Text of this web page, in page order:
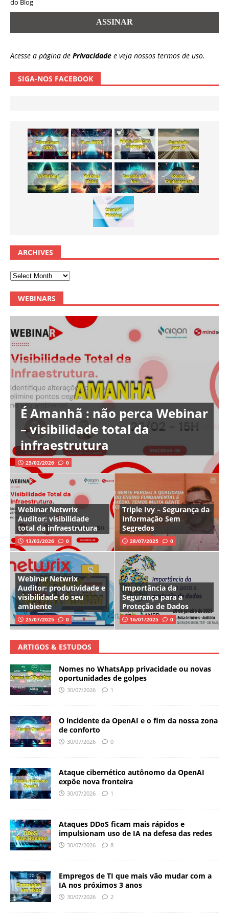
do Blog
Acesse a página de Privacidade e veja nossos termos de uso.
SIGA-NOS FACEBOOK
ARCHIVES
WEBINARS
É Amanhã : não perca Webinar
– visibilidade total da
infraestrutura
25/02/2026 0
Webinar Netwrix
Auditor: visibilidade
total da infraestrutura
13/02/2026 0
Triple Ivy – Segurança da
Informação Sem
Segredos
28/07/2025 0
Webinar Netwrix
Auditor: produtividade e
visibilidade do seu
ambiente
25/07/2025 0
Importância da
Segurança para a
Proteção de Dados
16/01/2025 0
ARTIGOS & ESTUDOS
Nomes no WhatsApp privacidade ou novas
oportunidades de golpes
30/07/2026 1
O incidente da OpenAI e o fim da nossa zona
de conforto
30/07/2026 0
Ataque cibernético autônomo da OpenAI
expõe nova fronteira
30/07/2026 1
Ataques DDoS ficam mais rápidos e
impulsionam uso de IA na defesa das redes
30/07/2026 8
Empregos de TI que mais vão mudar com a
IA nos próximos 3 anos
30/07/2026 2